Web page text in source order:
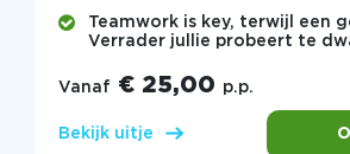
Teamwork is key, terwijl een
Verrader jullie probeert te
Vanaf € 25,00 p.p.
Bekijk uitje